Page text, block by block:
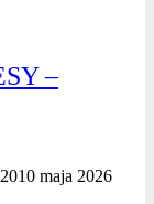
–
10 maja 2026